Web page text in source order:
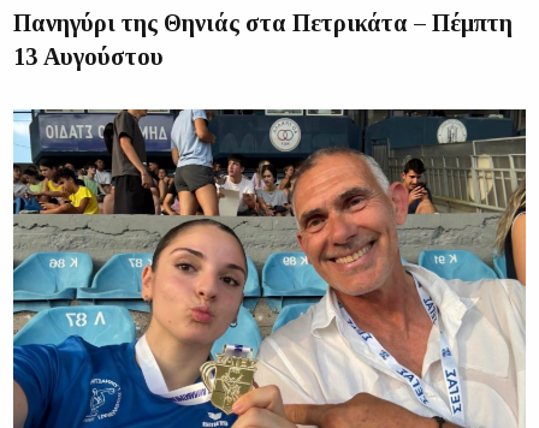
Πανηγύρι της Θηνιάς στα Πετρικάτα – Πέμπτη
13 Αυγούστου